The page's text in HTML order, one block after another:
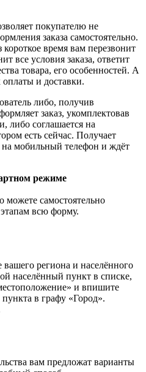
покупателю не
заказа самостоятельно.
время вам перезвонит
все условия заказа, ответит
товара, его особенностей. А
оплаты и доставки.
либо, получив
заказ, укомплектовав
либо соглашается на
есть сейчас. Получает
мобильный телефон и ждёт
режиме
самостоятельно
всю форму.
региона и населённого
населённый пункт в списке,
и впишите
пункта в графу «Город».
вам предложат варианты